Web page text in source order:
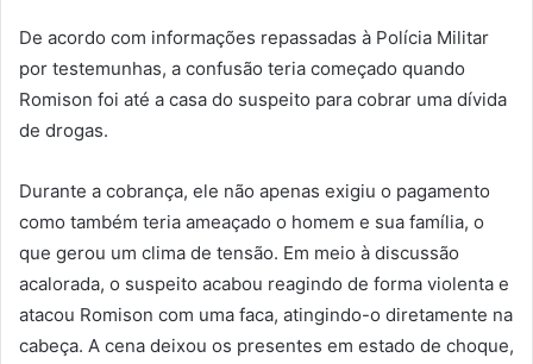
De acordo com informações repassadas à Polícia Militar
por testemunhas, a confusão teria começado quando
Romison foi até a casa do suspeito para cobrar uma dívida
de drogas.
Durante a cobrança, ele não apenas exigiu o pagamento
como também teria ameaçado o homem e sua família, o
que gerou um clima de tensão. Em meio à discussão
acalorada, o suspeito acabou reagindo de forma violenta e
atacou Romison com uma faca, atingindo-o diretamente na
cabeça. A cena deixou os presentes em estado de choque,